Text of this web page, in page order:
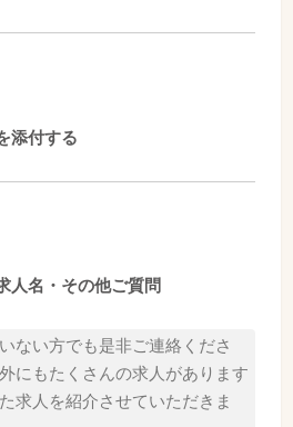
添付する
人名・その他ご質問